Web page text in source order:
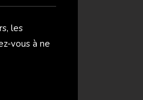
les
vous à ne